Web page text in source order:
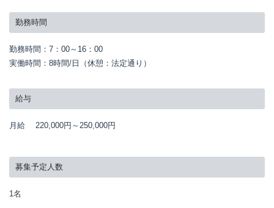
勤務時間
勤務時間：7：00～16：00
実働時間：8時間/日（休憩：法定通り）
給与
月給 220,000円～ 250,000円
募集予定人数
1名